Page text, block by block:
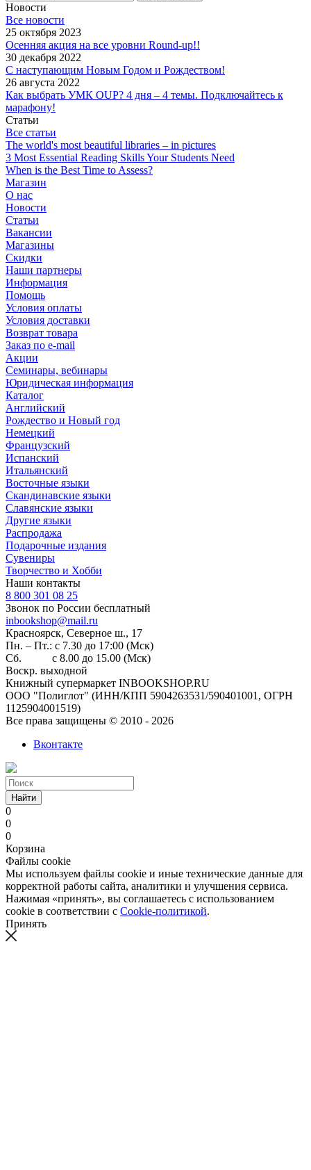
Новости
Все новости
25 октября 2023
Осенняя акция на все уровни Round-up!!
30 декабря 2022
С наступающим Новым Годом и Рождеством!
26 августа 2022
Как выбрать УМК OUP? 4 дня – 4 темы. Подключайтесь к
марафону!
Статьи
Все статьи
The world's most beautiful libraries – in pictures
3 Most Essential Reading Skills Your Students Need
When is the Best Time to Assess?
Магазин
О нас
Новости
Статьи
Вакансии
Магазины
Скидки
Наши партнеры
Информация
Помощь
Условия оплаты
Условия доставки
Возврат товара
Заказ по e-mail
Акции
Семинары, вебинары
Юридическая информация
Каталог
Английский
Рождество и Новый год
Немецкий
Французский
Испанский
Итальянский
Восточные языки
Скандинавские языки
Славянские языки
Другие языки
Распродажа
Подарочные издания
Сувениры
Творчество и Хобби
Наши контакты
8 800 301 08 25
Звонок по России бесплатный
inbookshop@mail.ru
Красноярск, Северное ш., 17
Пн. – Пт.: с 7.30 до 17:00 (Мск)
Сб. с 8.00 до 15.00 (Мск)
Воскр. выходной
Книжный супермаркет INBOOKSHOP.RU
ООО "Полиглот" (ИНН/КПП 5904263531/590401001, ОГРН
1125904001519)
Все права защищены © 2010 - 2026
Вконтакте
Найти
0
0
0
Корзина
Файлы cookie
Мы используем файлы cookie и иные технические данные для
корректной работы сайта, аналитики и улучшения сервиса.
Нажимая «принять», вы соглашаетесь с использованием
cookie в соответствии с Cookie-политикой.
Принять